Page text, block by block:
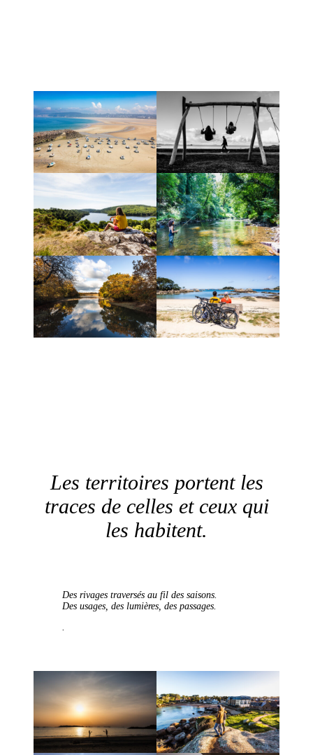
Les territoires portent les
traces de celles et ceux qui
les habitent.
Des rivages traversés au fil des saisons.
Des usages, des lumières, des passages.